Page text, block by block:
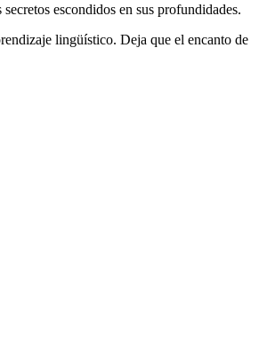
escondidos en sus profundidades.
lingüístico. Deja que el encanto de